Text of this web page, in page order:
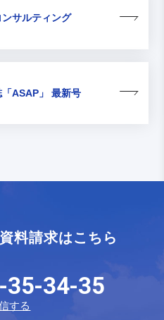
サルティング
「ASAP」 最新号
料請求はこちら
35-34-35
する